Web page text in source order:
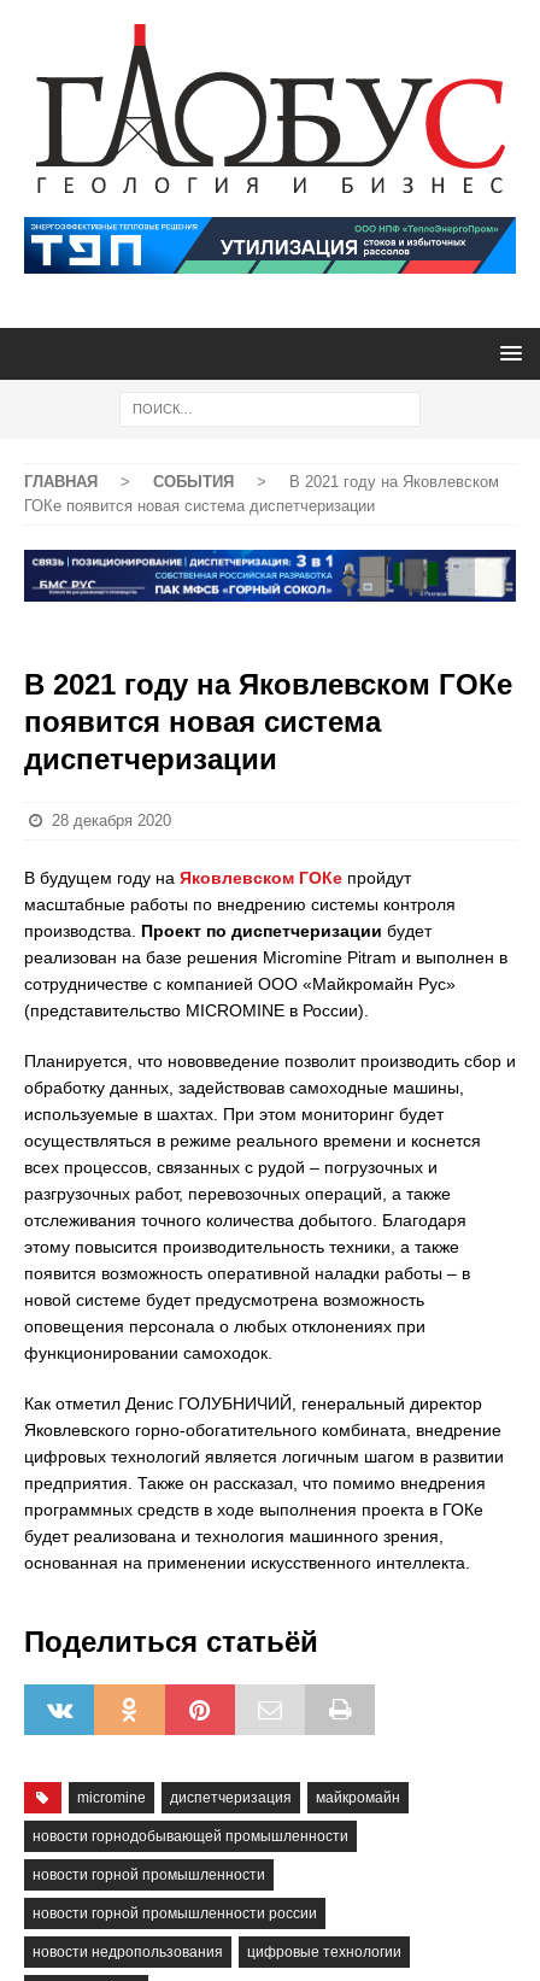
ГЛАВНАЯ > СОБЫТИЯ >
В 2021 году на Яковлевском
ГОКе появится новая система диспетчеризации
В 2021 году на Яковлевском ГОКе
появится новая система
диспетчеризации
28 декабря 2020
В будущем году на Яковлевском ГОКе пройдут
масштабные работы по внедрению системы контроля
производства. Проект по диспетчеризации будет
реализован на базе решения Micromine Pitram и выполнен в
сотрудничестве с компанией ООО «Майкромайн Рус»
(представительство MICROMINE в России).
Планируется, что нововведение позволит производить сбор и
обработку данных, задействовав самоходные машины,
используемые в шахтах. При этом мониторинг будет
осуществляться в режиме реального времени и коснется
всех процессов, связанных с рудой – погрузочных и
разгрузочных работ, перевозочных операций, а также
отслеживания точного количества добытого. Благодаря
этому повысится производительность техники, а также
появится возможность оперативной наладки работы – в
новой системе будет предусмотрена возможность
оповещения персонала о любых отклонениях при
функционировании самоходок.
Как отметил Денис ГОЛУБНИЧИЙ, генеральный директор
Яковлевского горно-обогатительного комбината, внедрение
цифровых технологий является логичным шагом в развитии
предприятия. Также он рассказал, что помимо внедрения
программных средств в ходе выполнения проекта в ГОКе
будет реализована и технология машинного зрения,
основанная на применении искусственного интеллекта.
Поделиться статьёй
micromine диспетчеризация майкромайн
новости горнодобывающей промышленности
новости горной промышленности
новости горной промышленности россии
новости недропользования цифровые технологии